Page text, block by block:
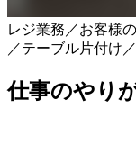
レジ業務／お客様
／テーブル片付け
仕事のやり